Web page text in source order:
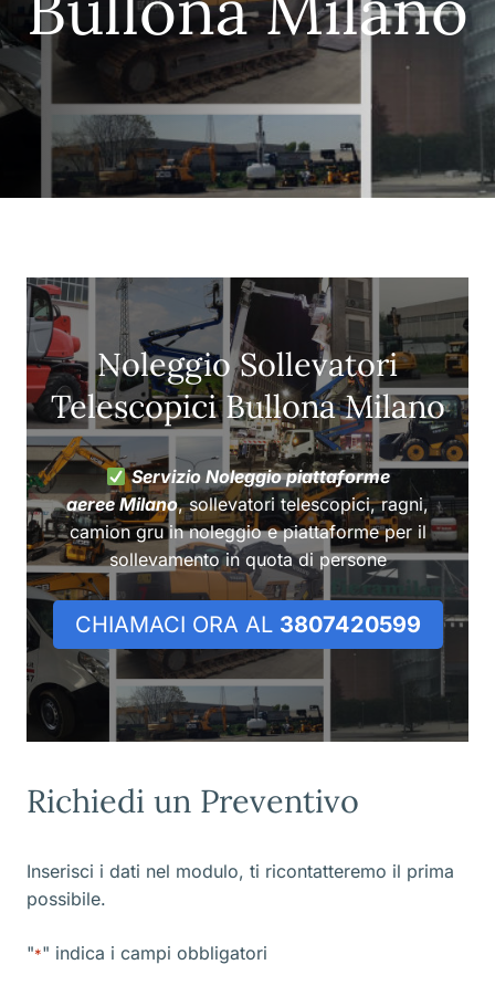
Noleggio Sollevatori
Telescopici Bullona Milano
Servizio Noleggio piattaforme
aeree Milano, sollevatori telescopici, ragni,
camion gru in noleggio e piattaforme per il
sollevamento in quota di persone
CHIAMACI ORA AL 3807420599
Richiedi un Preventivo
Inserisci i dati nel modulo, ti ricontatteremo il prima
possibile.
"*" indica i campi obbligatori